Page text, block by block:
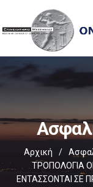
Αρχική /
ΤΡΟΠΟΛΟΓΙΑ
ΕΝΤΑΣΣΟΝΤΑΙ ΣΕ